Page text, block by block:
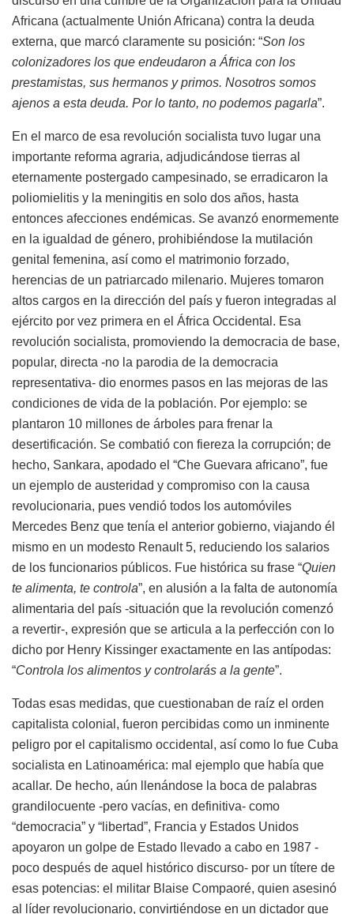
Africana (actualmente Unión Africana) contra la deuda
externa, que marcó claramente su posición: “Son los
colonizadores los que endeudaron a África con los
prestamistas, sus hermanos y primos. Nosotros somos
ajenos a esta deuda. Por lo tanto, no podemos pagarla”.
En el marco de esa revolución socialista tuvo lugar una
importante reforma agraria, adjudicándose tierras al
eternamente postergado campesinado, se erradicaron la
poliomielitis y la meningitis en solo dos años, hasta
entonces afecciones endémicas. Se avanzó enormemente
en la igualdad de género, prohibiéndose la mutilación
genital femenina, así como el matrimonio forzado,
herencias de un patriarcado milenario. Mujeres tomaron
altos cargos en la dirección del país y fueron integradas al
ejército por vez primera en el África Occidental. Esa
revolución socialista, promoviendo la democracia de base,
popular, directa -no la parodia de la democracia
representativa- dio enormes pasos en las mejoras de las
condiciones de vida de la población. Por ejemplo: se
plantaron 10 millones de árboles para frenar la
desertificación. Se combatió con fiereza la corrupción; de
hecho, Sankara, apodado el “Che Guevara africano”, fue
un ejemplo de austeridad y compromiso con la causa
revolucionaria, pues vendió todos los automóviles
Mercedes Benz que tenía el anterior gobierno, viajando él
mismo en un modesto Renault 5, reduciendo los salarios
de los funcionarios públicos. Fue histórica su frase “Quien
te alimenta, te controla”, en alusión a la falta de autonomía
alimentaria del país -situación que la revolución comenzó
a revertir-, expresión que se articula a la perfección con lo
dicho por Henry Kissinger exactamente en las antípodas:
“Controla los alimentos y controlarás a la gente”.
Todas esas medidas, que cuestionaban de raíz el orden
capitalista colonial, fueron percibidas como un inminente
peligro por el capitalismo occidental, así como lo fue Cuba
socialista en Latinoamérica: mal ejemplo que había que
acallar. De hecho, aún llenándose la boca de palabras
grandilocuente -pero vacías, en definitiva- como
“democracia” y “libertad”, Francia y Estados Unidos
apoyaron un golpe de Estado llevado a cabo en 1987 -
poco después de aquel histórico discurso- por un títere de
esas potencias: el militar Blaise Compaoré, quien asesinó
al líder revolucionario, convirtiéndose en un dictador que